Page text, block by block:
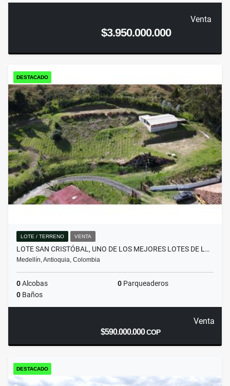
Venta
$3.950.000.000
DESTACADO
LOTE / TERRENO VENTA
LOTE SAN CRISTÓBAL, UNO DE LOS MEJORES LOTES DE L…
Medellín, Antioquia, Colombia
0Alcobas 0 Parqueaderos
0 Baños
Venta
$590.000.000COP
DESTACADO